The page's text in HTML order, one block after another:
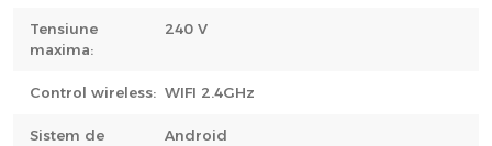
Tensiune
maxima:
240 V
Control wireless: WIFI 2.4GHz
Sistem de
Android